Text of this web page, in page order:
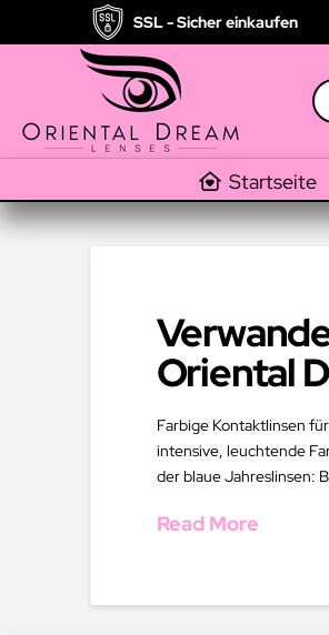
SSL - Sicher einkaufen
Startseite
Oriental
Farbige Kontaktlinsen
intensive, leuchtende
der blaue Jahreslinsen:
Read More